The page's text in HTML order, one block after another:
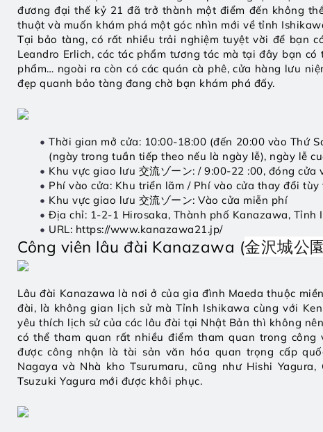
đương đại thế kỷ 21 đã trở thành một điểm đến không
thuật và muốn khám phá một góc nhìn mới về tỉnh
Tại bảo tàng, có rất nhiều trải nghiệm tuyệt vời để bạn
Leandro Erlich, các tác phẩm tương tác mà tại đây bạn
phẩm… ngoài ra còn có các quán cà phê, cửa hàng lưu
đẹp quanh bảo tàng đang chờ bạn khám phá đấy.
Thời gian mở cửa: 10:00-18:00 (đến 20:00 vào Thứ
(ngày trong tuần tiếp theo nếu là ngày lễ), ngày lễ
Khu vực giao lưu 交流ゾーン: / 9:00-22 :00, đóng
Phí vào cửa: Khu triển lãm / Phí vào cửa thay đổi
Khu vực giao lưu 交流ゾーン: Vào cửa miễn phí
Địa chỉ: 1-2-1 Hirosaka, Thành phố Kanazawa, Tỉnh
URL: https://www.kanazawa21.jp/
Công viên lâu đài Kanazawa (金沢城公
Lâu đài Kanazawa là nơi ở của gia đình Maeda thuộc
đài, là không gian lịch sử mà Tỉnh Ishikawa cùng với
yêu thích lịch sử của các lâu đài tại Nhật Bản thì không
có thể tham quan rất nhiều điểm tham quan trong
được công nhận là tài sản văn hóa quan trọng cấp
Nagaya và Nhà kho Tsurumaru, cũng như Hishi
Tsuzuki Yagura mới được khôi phục.